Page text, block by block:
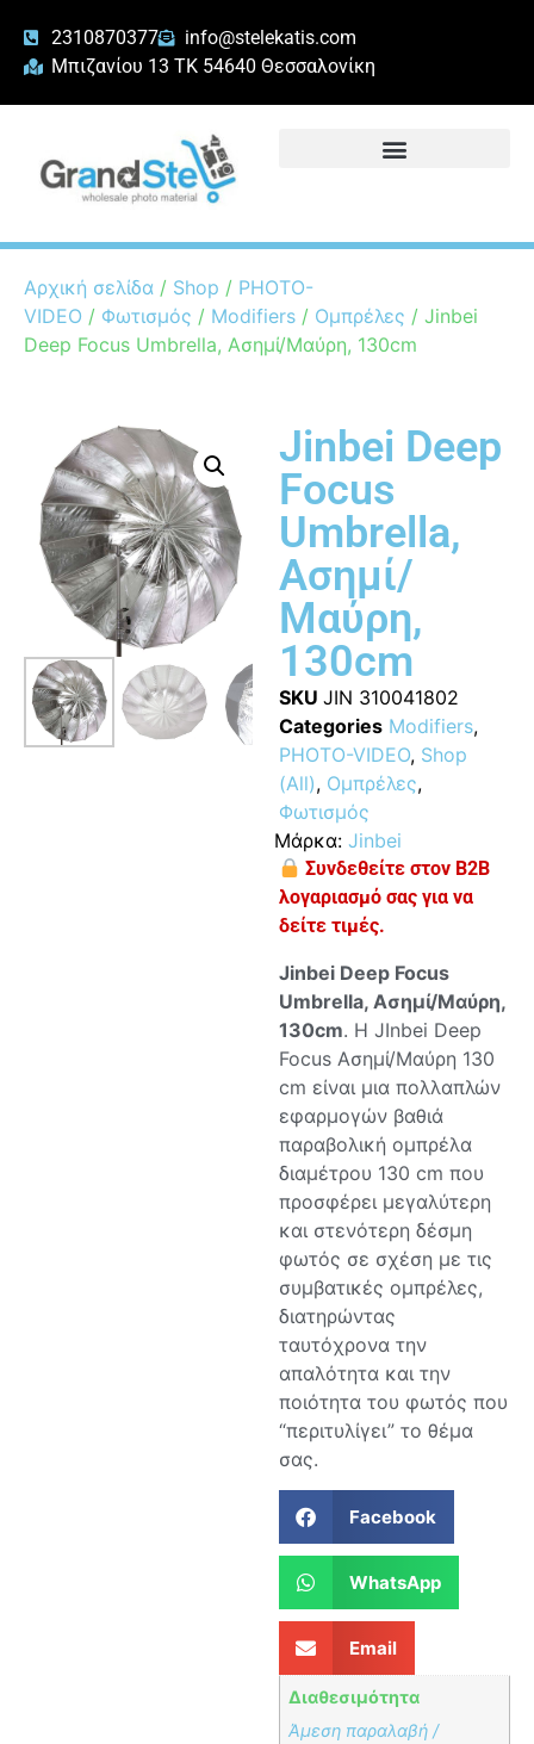
2310870377
info@stelekatis.com
Μπιζανίου 13 ΤΚ 54640 Θεσσαλονίκη
Αρχική σελίδα / Shop / PHOTO-
VIDEO / Φωτισμός / Modifiers / Ομπρέλες / Jinbei
Deep Focus Umbrella, Ασημί/Μαύρη, 130cm
Jinbei Deep
Focus
Umbrella,
Ασημί/
Μαύρη,
130cm
SKU JIN 310041802
Categories Modifiers,
PHOTO-VIDEO, Shop
(All), Ομπρέλες,
Φωτισμός
Μάρκα: Jinbei
Συνδεθείτε στον B2B
λογαριασμό σας για να
δείτε τιμές.
Jinbei Deep Focus
Umbrella, Ασημί/Μαύρη,
130cm. Η JInbei Deep
Focus Ασημί/Μαύρη 130
cm είναι μια πολλαπλών
εφαρμογών βαθιά
παραβολική ομπρέλα
διαμέτρου 130 cm που
προσφέρει μεγαλύτερη
και στενότερη δέσμη
φωτός σε σχέση με τις
συμβατικές ομπρέλες,
διατηρώντας
ταυτόχρονα την
απαλότητα και την
ποιότητα του φωτός που
“περιτυλίγει” το θέμα
σας.
Facebook
WhatsApp
Email
Διαθεσιμότητα
Άμεση παραλαβή /